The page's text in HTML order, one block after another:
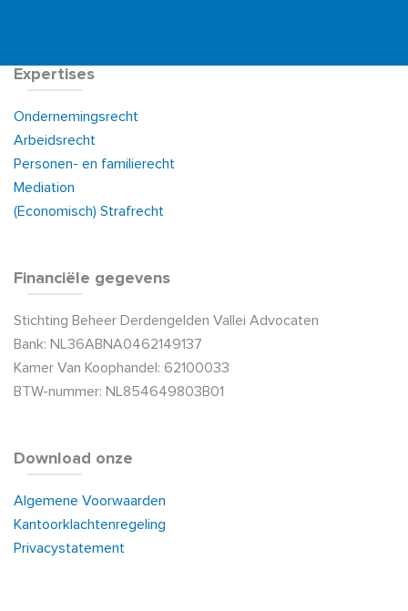
Expertises
Ondernemingsrecht
Arbeidsrecht
Personen- en familierecht
Mediation
(Economisch) Strafrecht
Financiële gegevens
Stichting Beheer Derdengelden Vallei Advocaten
Bank: NL36ABNA0462149137
Kamer Van Koophandel: 62100033
BTW-nummer: NL854649803B01
Download onze
Algemene Voorwaarden
Kantoorklachtenregeling
Privacystatement